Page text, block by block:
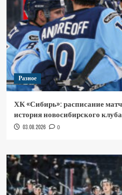
Разное
ХК «Сибирь»: расписание
история новосибирского клуба
03.08.2026 0